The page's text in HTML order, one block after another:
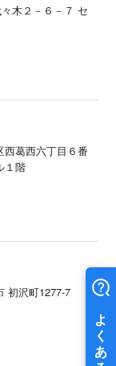
木２－６－７ セ
西葛西六丁目６番
１階
初沢町1277-7